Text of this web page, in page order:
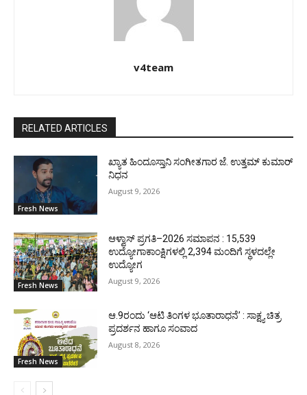
v4team
RELATED ARTICLES
Fresh News
ಖ್ಯಾತ ಹಿಂದೂಸ್ತಾನಿ ಸಂಗೀತಗಾರ ಜೆ. ಉತ್ತಮ್ ಕುಮಾರ್
ನಿಧನ
August 9, 2026
Fresh News
ಆಳ್ವಾಸ್ ಪ್ರಗತಿ–2026 ಸಮಾಪನ : 15,539
ಉದ್ಯೋಗಾಕಾಂಕ್ಷಿಗಳಲ್ಲಿ 2,394 ಮಂದಿಗೆ ಸ್ಥಳದಲ್ಲೇ
ಉದ್ಯೋಗ
August 9, 2026
Fresh News
ಆ.9ರಂದು ‘ಆಟಿ ತಿಂಗಳ ಭೂತಾರಾಧನೆ’ : ಸಾಕ್ಷ್ಯ ಚಿತ್ರ
ಪ್ರದರ್ಶನ ಹಾಗೂ ಸಂವಾದ
August 8, 2026